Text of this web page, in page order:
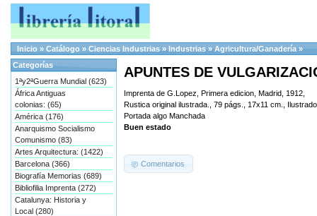
Inicio » Catálogo » Ciencias Industrias » Industrias » Agricultura/Ganadería »
APUNTES DE
Imprenta de G.Lopez, Primera edicion, Madrid, 1912,
Rustica original ilustrada., 79 págs., 17x11 cm., Ilustrado
Portada algo Manchada
Buen estado
Comentarios
Categorías
1ªy2ªGuerra Mundial (623)
África Antiguas
colonias: (65)
América (176)
Anarquismo Socialismo
Comunismo (83)
Artes Arquitectura: (1422)
Barcelona (366)
Biografía Memorias (689)
Bibliofilia Imprenta (272)
Catalunya: Historia y
Local (280)